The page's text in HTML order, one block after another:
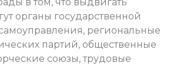
органы государственной
региональные
партий, общественные
союзы, трудовые